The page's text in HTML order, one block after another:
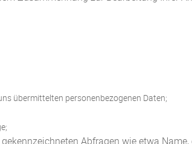
übermittelten personenbezogenen Daten;
gekennzeichneten Abfragen wie etwa